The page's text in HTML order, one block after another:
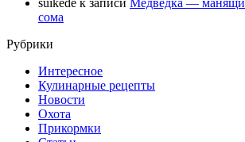
suikede к записи Медведка —
сома
Рубрики
Интересное
Кулинарные рецепты
Новости
Охота
Прикормки